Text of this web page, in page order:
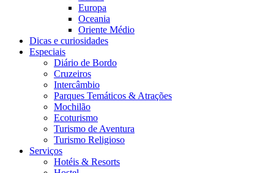
Europa
Oceania
Oriente Médio
Dicas e curiosidades
Especiais
Diário de Bordo
Cruzeiros
Intercâmbio
Parques Temáticos & Atrações
Mochilão
Ecoturismo
Turismo de Aventura
Turismo Religioso
Serviços
Hotéis & Resorts